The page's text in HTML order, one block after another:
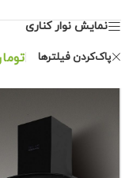
نمایش نوار کناری
پاک‌کردن فیلترها